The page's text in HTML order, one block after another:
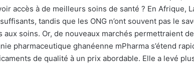
accès à de meilleurs soins de santé ? En Afrique,
tandis que les ONG n’ont souvent pas le
aux soins. Or, de nouveaux marchés permettraient
pharmaceutique ghanéenne mPharma s’étend
de qualité à un prix abordable. Elle a levé